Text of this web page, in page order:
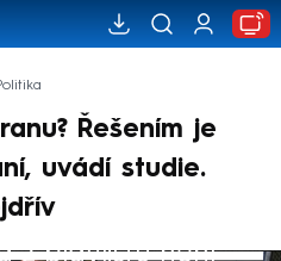
Řešením je
uvádí studie.
z playlistu není